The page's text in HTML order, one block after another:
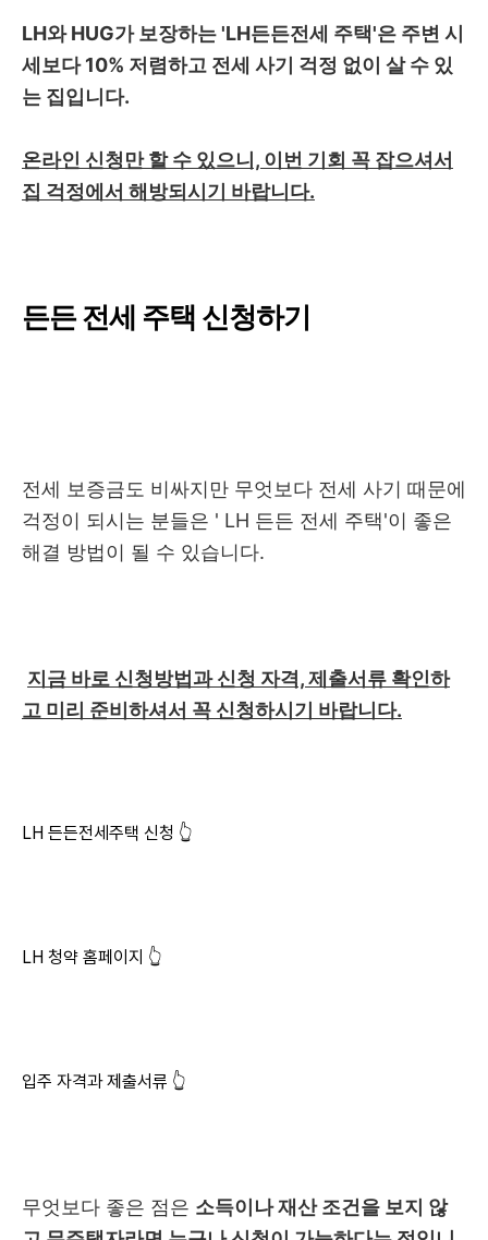
LH와 HUG가 보장하는 'LH든든전세 주택'은 주변 시
세보다 10% 저렴하고 전세 사기 걱정 없이 살 수 있
는 집입니다.
온라인 신청만 할 수 있으니, 이번 기회 꼭 잡으셔서
집 걱정에서 해방되시기 바랍니다.
든든 전세 주택 신청하기
전세 보증금도 비싸지만 무엇보다 전세 사기 때문에
걱정이 되시는 분들은 ' LH 든든 전세 주택'이 좋은
해결 방법이 될 수 있습니다.
지금 바로 신청방법과 신청 자격, 제출서류 확인하
고 미리 준비하셔서 꼭 신청하시기 바랍니다.
LH 든든전세주택 신청 👆
LH 청약 홈페이지 👆
입주 자격과 제출서류 👆
무엇보다 좋은 점은 소득이나 재산 조건을 보지 않